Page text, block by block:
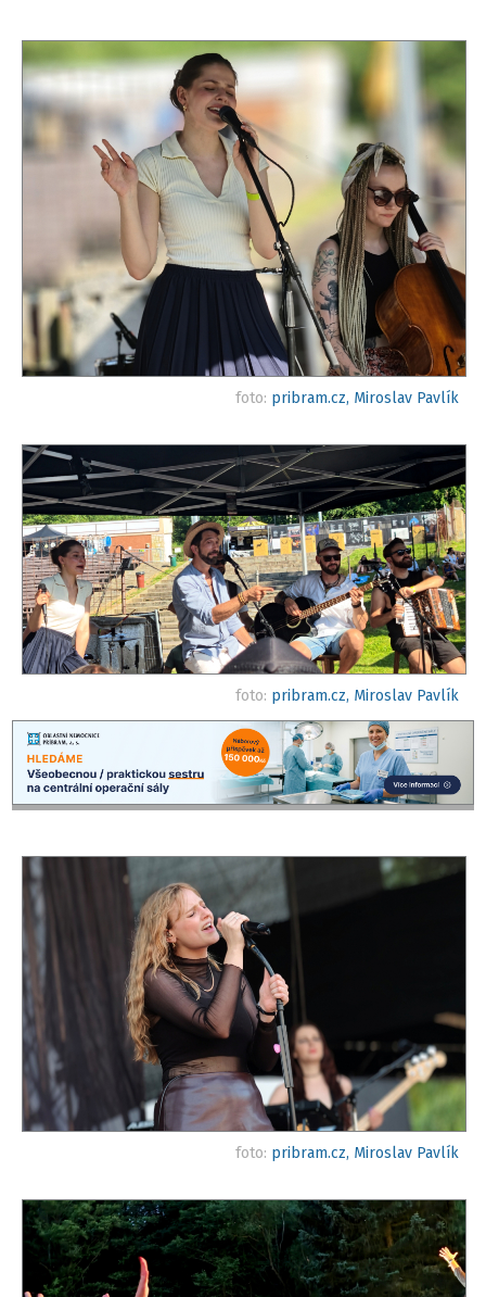
foto: pribram.cz, Miroslav Pavlík
foto: pribram.cz, Miroslav Pavlík
foto: pribram.cz, Miroslav Pavlík